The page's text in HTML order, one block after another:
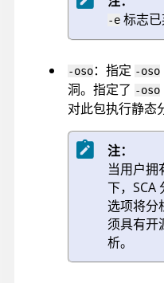
-e 标志
-oso：指定 -oso
洞。指定了 -oso
对此包执行静态
注：
当用户拥
下，SCA
选项将分
须具有开
析。